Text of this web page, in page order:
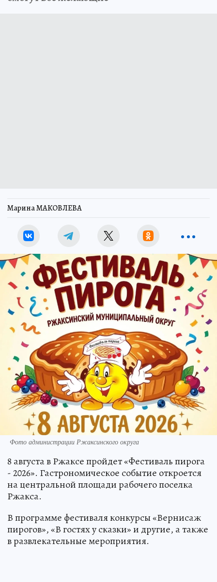
Марина МАКОВЛЕВА
Фото администрации Ржаксинского округа
8 августа в Ржаксе пройдет «Фестиваль пирога
- 2026». Гастрономическое событие откроется
на центральной площади рабочего поселка
Ржакса.
В программе фестиваля конкурсы «Вернисаж
пирогов», «В гостях у сказки» и другие, а также
в развлекательные мероприятия.